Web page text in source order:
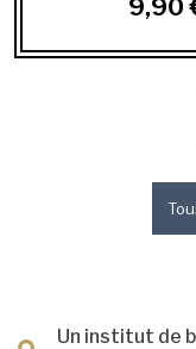
9,90
Un institut de